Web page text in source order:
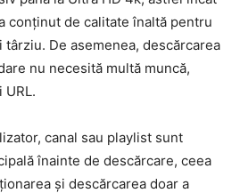
conținut de calitate înaltă pentru
De asemenea, descărcarea
nu necesită multă muncă,
canal sau playlist sunt
înainte de descărcare, ceea
și descărcarea doar a